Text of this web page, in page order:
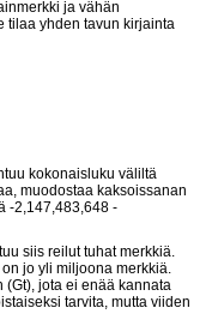
ja vähän
tilaa yhden tavun kirjainta
kokonaisluku väliltä
muodostaa kaksoissanan
-2,147,483,648 -
siis reilut tuhat merkkiä.
jo yli miljoona merkkiä.
jota ei enää kannata
tarvita, mutta viiden